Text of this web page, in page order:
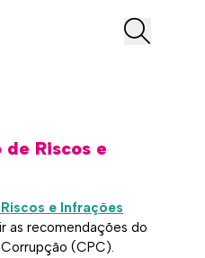
de Riscos e
e Infrações
as recomendações do
(CPC).